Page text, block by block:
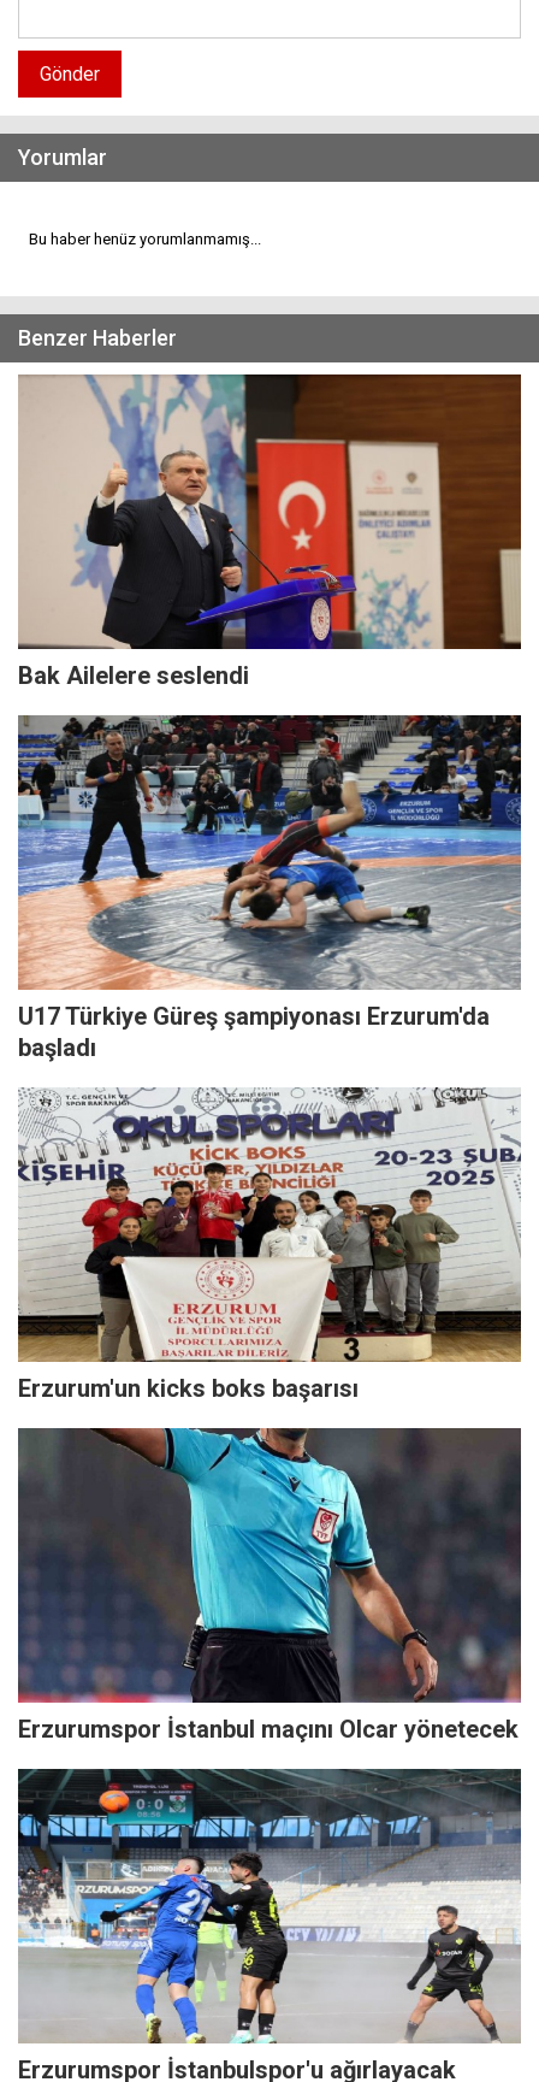
Gönder
Yorumlar
Bu haber henüz yorumlanmamış...
Benzer Haberler
Bak Ailelere seslendi
U17 Türkiye Güreş şampiyonası Erzurum'da
başladı
Erzurum'un kicks boks başarısı
Erzurumspor İstanbul maçını Olcar yönetecek
Erzurumspor İstanbulspor'u ağırlayacak